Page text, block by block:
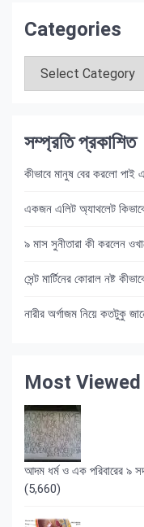
Categories
সম্প্রতি প্রকাশিত
কীভাবে মানুষ বের করলো পাই
একজন এলিট অ্যাথলেট কিভাবে
৯ মাস সুনীতারা কী করলেন
সেন্ট মার্টিনের কোরাল নষ্ট
নারীর অর্গাজম নিয়ে কতটুকু
Most
আদম ধর্ম ও এক পরিবারের ৯
(5,660)